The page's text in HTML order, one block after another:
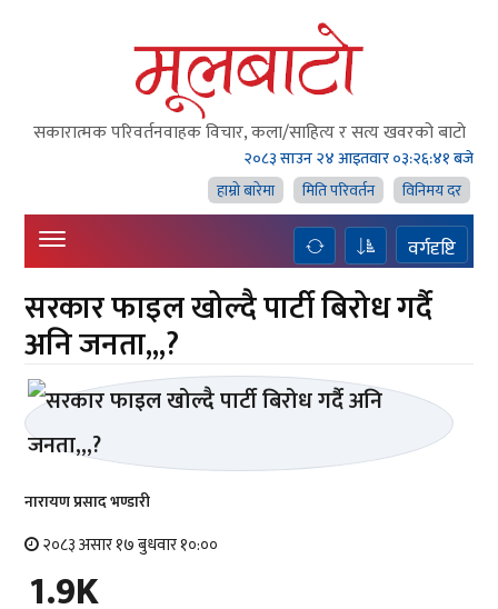
सकारात्मक परिवर्तनवाहक विचार, कला/साहित्य र सत्य खवरको बाटाे
२०८३ साउन २४ आइतवार०३:२६:४१ बजे
हाम्राे बारेमा
मिति परिवर्तन विनिमय दर
वर्गदृष्टि
सरकार फाइल खोल्दै पार्टी बिरोध गर्दै
अनि जनता,,,?
नारायण प्रसाद भण्डारी
२०८३ असार १७ बुधवार १०:००
1.9K